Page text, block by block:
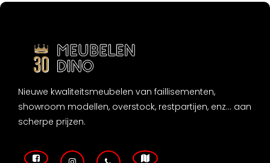
Nieuwe kwaliteitsmeubelen van faillisementen,
showroom modellen, overstock, restpartijen, enz... aan
scherpe prijzen.